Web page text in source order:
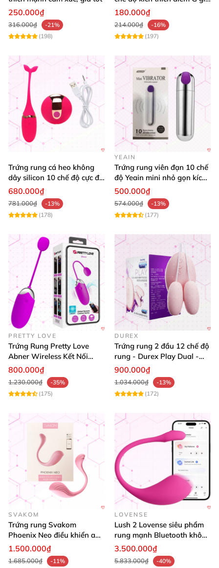
250.000₫
316.000₫
-21%
(198)
siêu tốt
180.000₫
214.000₫
-16%
(197)
Trứng rung cá heo không
dây silicon 10 chế độ cực đã
giá tốt
680.000₫
781.000₫
-13%
(178)
YEAIN
Trứng rung viên đạn 10 chế
độ Yeain mini nhỏ gọn kích
thích
500.000₫
574.000₫
-13%
(177)
PRETTY LOVE
Trứng Rung Pretty Love
Abner Wireless Kết Nối
Smartphone Tốt Nhất
800.000₫
1.230.000₫
-35%
(175)
DUREX
Trứng rung 2 đầu 12 chế độ
rung - Durex Play Dual -
Head Vibrating Egg 11
900.000₫
1.034.000₫
-13%
(172)
SVAKOM
Trứng rung Svakom
Phoenix Neo điều khiển app
silicon siêu mềm khoái cảm
1.500.000₫
1.685.000₫
-11%
LOVENSE
Lush 2 Lovense siêu phẩm
rung mạnh Bluetooth không
dây cao cấp
3.500.000₫
5.833.000₫
-40%